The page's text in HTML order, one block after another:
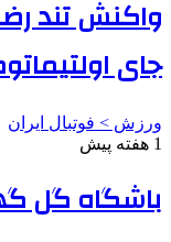
واکنش تند
جای
ورزش > فوتبال ایران
1 هفته پیش
باشگاه گل